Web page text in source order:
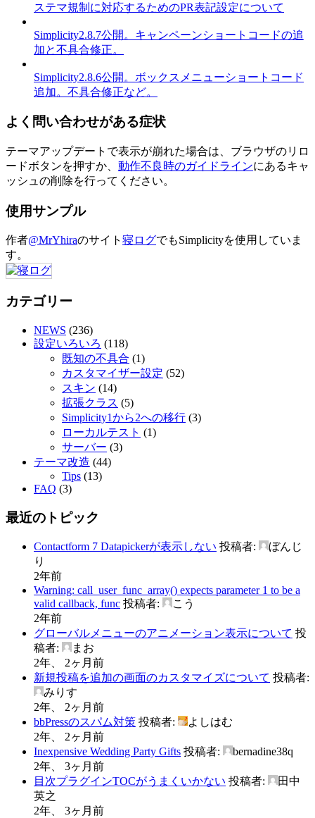
ステマ規制に対応するためのPR表記設定について
Simplicity2.8.7公開。キャンペーンショートコードの追
加と不具合修正。
Simplicity2.8.6公開。ボックスメニューショートコード
追加。不具合修正など。
よく問い合わせがある症状
テーマアップデートで表示が崩れた場合は、ブラウザのリロ
ードボタンを押すか、 動作不良時のガイドラインにあるキャ
ッシュの削除を行ってください。
使用サンプル
作者@MrYhiraのサイト 寝ログでもSimplicityを使用していま
す。
カテゴリー
NEWS (236)
設定いろいろ (118)
既知の不具合 (1)
カスタマイザー設定 (52)
スキン (14)
拡張クラス (5)
Simplicity1から2への移行 (3)
ローカルテスト (1)
サーバー (3)
テーマ改造 (44)
Tips (13)
FAQ (3)
最近のトピック
Contactform 7 Datapickerが表示しない 投稿者:
ぼんじ
り
2年前
Warning: call_user_func_array() expects parameter 1 to be a
valid callback, func 投稿者:
こう
2年前
グローバルメニューのアニメーション表示について 投
稿者:
まお
2年、 2ヶ月前
新規投稿を追加の画面のカスタマイズについて 投稿者:
みりす
2年、 2ヶ月前
bbPressのスパム対策 投稿者:
よしはむ
2年、 2ヶ月前
Inexpensive Wedding Party Gifts 投稿者:
bernadine38q
2年、 3ヶ月前
目次プラグインTOCがうまくいかない 投稿者:
田中
英之
2年、 3ヶ月前